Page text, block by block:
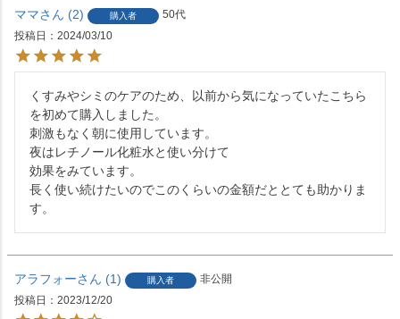
ママ 2 購入者
50代
投稿日
2024/03/10
くすみやシミのケアのため、以前から気になっていたこちら
を初めて購入しました。
刺激もなく朝に使用しています。
夜はレチノール化粧水と使い分けて
効果をみています。
長く使い続けたいのでこのくらいの金額だととても助かりま
す。
アラフォー 1 購入者
非公開
投稿日
2023/12/20